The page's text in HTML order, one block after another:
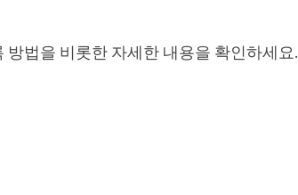
방법을 비롯한 자세한 내용을 확인하세요.